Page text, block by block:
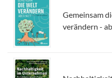
Gemeinsam
verändern -